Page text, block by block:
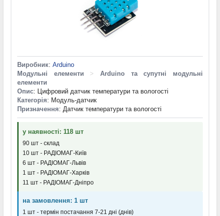
Виробник: Arduino
Модульні елементи
>
Arduino та супутні модульні
елементи
Опис: Цифровий датчик температури та вологості
Категорія: Модуль-датчик
Призначення: Датчик температури та вологості
у наявності: 118 шт
90 шт - склад
10 шт - РАДІОМАГ-Київ
6 шт - РАДІОМАГ-Львів
1 шт - РАДІОМАГ-Харків
11 шт - РАДІОМАГ-Дніпро
на замовлення: 1 шт
1 шт - термін постачання 7-21 дні (днів)